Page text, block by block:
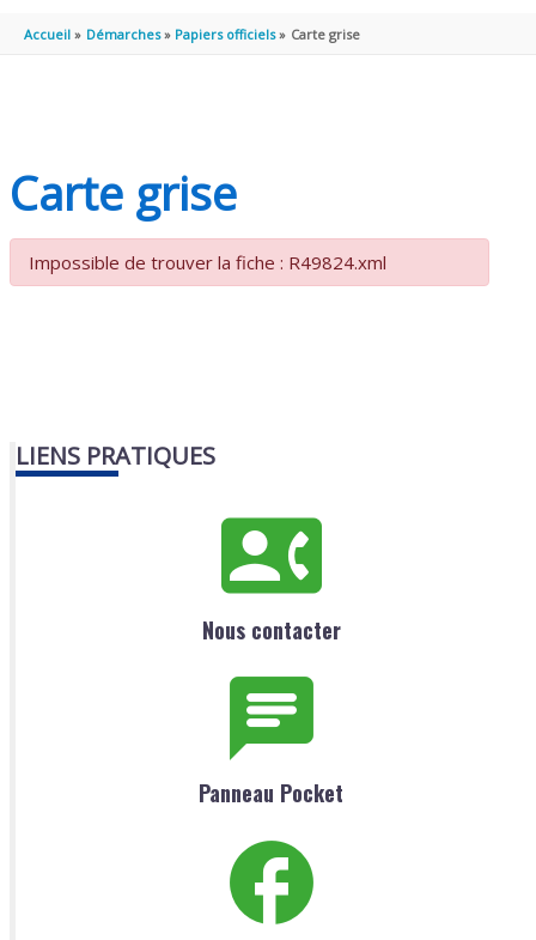
PRINCIPAL
Accueil Démarches Papiers officiels Carte grise
Carte grise
Impossible de trouver la fiche : R49824.xml
LIENS PRATIQUES
Nous contacter
Panneau Pocket